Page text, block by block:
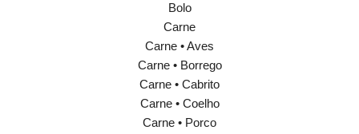
Bolo
Carne
Carne • Aves
Carne • Borrego
Carne • Cabrito
Carne • Coelho
Carne • Porco